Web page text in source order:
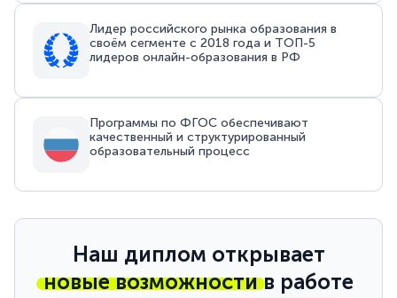
Лидер российского рынка образования в
своём сегменте с 2018 года и ТОП-5
лидеров онлайн-образования в РФ
Программы по ФГОС обеспечивают
качественный и структурированный
образовательный процесс
Наш диплом открывает
новые возможностив работе